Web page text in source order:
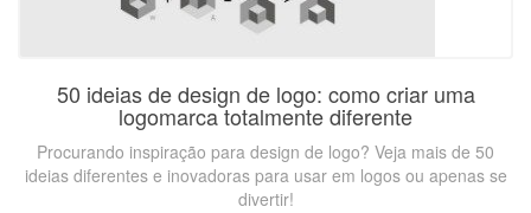
50 ideias de design de logo: como criar uma
logomarca totalmente diferente
Procurando inspiração para design de logo? Veja mais de 50
ideias diferentes e inovadoras para usar em logos ou apenas se
divertir!